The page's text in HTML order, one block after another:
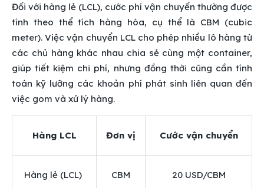
Đối với hàng lẻ (LCL), cước phí vận chuyển thường được
tính theo thể tích hàng hóa, cụ thể là CBM (cubic
meter). Việc vận chuyển LCL cho phép nhiều lô hàng từ
các chủ hàng khác nhau chia sẻ cùng một container,
giúp tiết kiệm chi phí, nhưng đồng thời cũng cần tính
toán kỹ lưỡng các khoản phí phát sinh liên quan đến
việc gom và xử lý hàng.
Hàng LCL Đơn vị Cước vận chuyển
Hàng lẻ (LCL) CBM 20 USD/CBM